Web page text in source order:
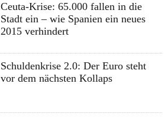
Ceuta-Krise: 65.000 fallen in die
Stadt ein – wie Spanien ein neues
2015 verhindert
Schuldenkrise 2.0: Der Euro steht
vor dem nächsten Kollaps